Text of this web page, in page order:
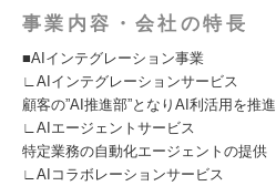
事業内容・会社の特長
■AIインテグレーション事業
∟AIインテグレーションサービス
顧客の”AI推進部”となりAI利活⽤を推進
∟AIエージェントサービス
特定業務の⾃動化エージェントの提供
∟AIコラボレーションサービス